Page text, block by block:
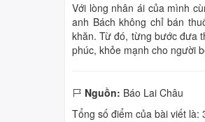
Với lòng nhân ái của mình
anh Bách không chỉ bán
khăn. Từ đó, từng bước đưa
phúc, khỏe mạnh cho người
Nguồn: Báo Lai Châu
Tổng số điểm của bài viết là: